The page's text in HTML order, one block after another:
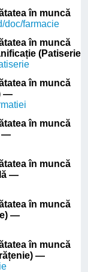
în muncă
doc/farmacie
în muncă
(Patiserie
în muncă
—
în muncă
—
în muncă
—
în muncă
—
în muncă
—